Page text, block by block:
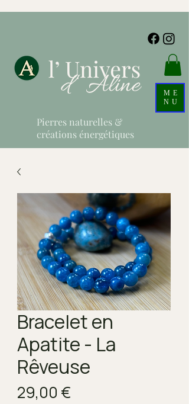
ME
NU
Pierres naturelles &
créations énergétiques
Bracelet en
Apatite - La
Rêveuse
29,00 €